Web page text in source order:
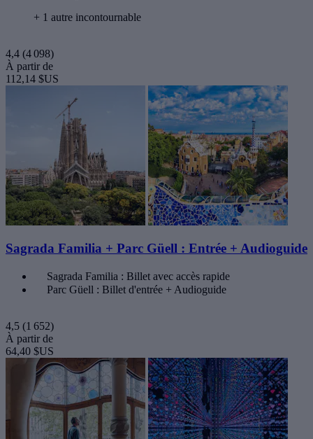
+ 1 autre incontournable
4,4 (4 098)
À partir de
112,14 $US
Sagrada Familia + Parc Güell : Entrée + Audioguide
Sagrada Familia : Billet avec accès rapide
Parc Güell : Billet d'entrée + Audioguide
4,5 (1 652)
À partir de
64,40 $US